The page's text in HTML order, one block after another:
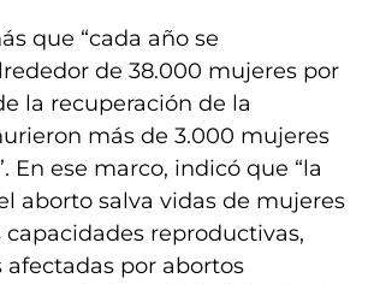
que “cada año se
de 38.000 mujeres por
la recuperación de la
más de 3.000 mujeres
En ese marco, indicó que “la
aborto salva vidas de mujeres
capacidades reproductivas,
afectadas por abortos